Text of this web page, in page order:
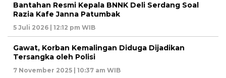
Bantahan Resmi Kepala BNNK Deli Serdang Soal
Razia Kafe Janna Patumbak
5 Juli 2026 | 12:12 pm WIB
Gawat, Korban Kemalingan Diduga Dijadikan
Tersangka oleh Polisi
7 November 2025 | 10:37 am WIB